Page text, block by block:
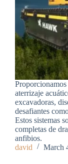
aterrizaje
excavadoras,
desafiantes
Estos sistemas
completas de
anfibios.
david
March